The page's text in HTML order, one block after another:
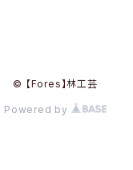
© 【Fores】林工芸
Powered by